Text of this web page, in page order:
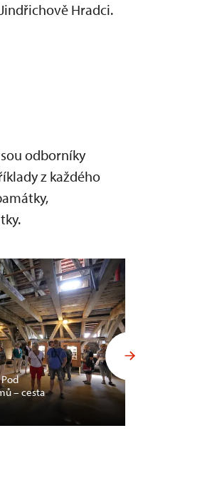
Hradci.
odborníky
z každého
– cesta